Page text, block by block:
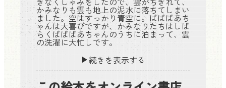
かみなりも雲も地上の泥水に落ちてしまい
ました。空はすっかり青空に。ばばばあち
ゃんは大喜びですが、かみなりたちはしば
らくばばばあちゃんのうちに泊まって、雲
の洗濯に大忙しです。
続きを表示する